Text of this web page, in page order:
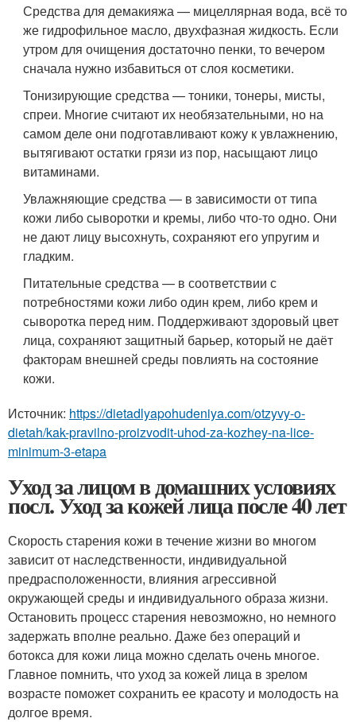
Средства для демакияжа — мицеллярная вода, всё то
же гидрофильное масло, двухфазная жидкость. Если
утром для очищения достаточно пенки, то вечером
сначала нужно избавиться от слоя косметики.
Тонизирующие средства — тоники, тонеры, мисты,
спреи. Многие считают их необязательными, но на
самом деле они подготавливают кожу к увлажнению,
вытягивают остатки грязи из пор, насыщают лицо
витаминами.
Увлажняющие средства — в зависимости от типа
кожи либо сыворотки и кремы, либо что-то одно. Они
не дают лицу высохнуть, сохраняют его упругим и
гладким.
Питательные средства — в соответствии с
потребностями кожи либо один крем, либо крем и
сыворотка перед ним. Поддерживают здоровый цвет
лица, сохраняют защитный барьер, который не даёт
факторам внешней среды повлиять на состояние
кожи.
Источник: https://dietadlyapohudeniya.com/otzyvy-o-
dietah/kak-pravilno-proizvodit-uhod-za-kozhey-na-lice-
minimum-3-etapa
Уход за лицом в домашних условиях
посл. Уход за кожей лица после 40 лет
Скорость старения кожи в течение жизни во многом
зависит от наследственности, индивидуальной
предрасположенности, влияния агрессивной
окружающей среды и индивидуального образа жизни.
Остановить процесс старения невозможно, но немного
задержать вполне реально. Даже без операций и
ботокса для кожи лица можно сделать очень многое.
Главное помнить, что уход за кожей лица в зрелом
возрасте поможет сохранить ее красоту и молодость на
долгое время.